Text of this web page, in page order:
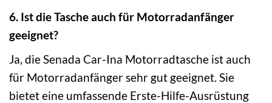
6. Ist die Tasche auch für Motorradanfänger
geeignet?
Ja, die Senada Car-Ina Motorradtasche ist auch
für Motorradanfänger sehr gut geeignet. Sie
bietet eine umfassende Erste-Hilfe-Ausrüstung